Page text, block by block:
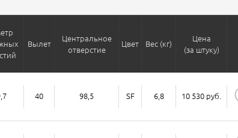
Вылет
Центральное
отверстие
Цвет Вес (кг)
Цена
(за штуку)
40 98,5 SF 6,8 10 530 руб.